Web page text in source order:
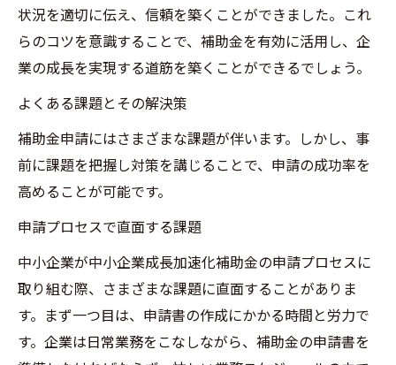
状況を適切に伝え、信頼を築くことができました。これ
らのコツを意識することで、補助金を有効に活用し、企
業の成長を実現する道筋を築くことができるでしょう。
よくある課題とその解決策
補助金申請にはさまざまな課題が伴います。しかし、事
前に課題を把握し対策を講じることで、申請の成功率を
高めることが可能です。
申請プロセスで直面する課題
中小企業が中小企業成長加速化補助金の申請プロセスに
取り組む際、さまざまな課題に直面することがありま
す。まず一つ目は、申請書の作成にかかる時間と労力で
す。企業は日常業務をこなしながら、補助金の申請書を